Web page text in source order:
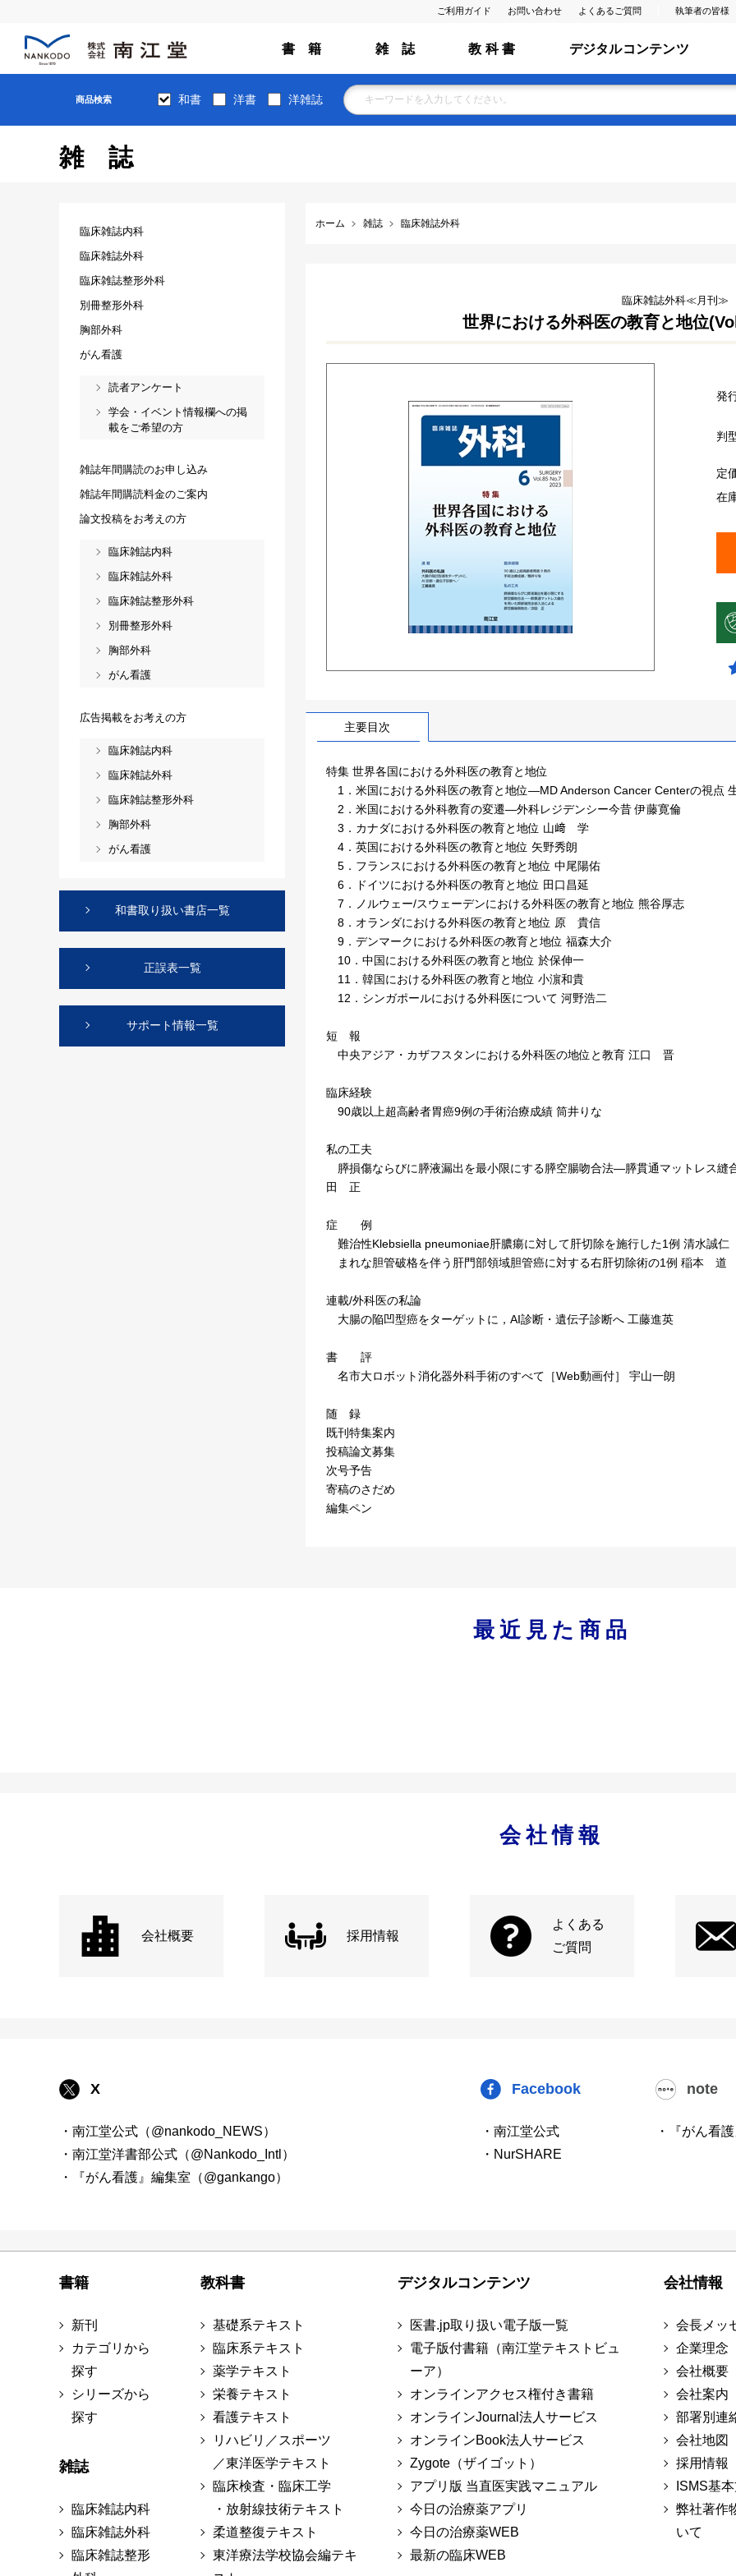
ご利用ガイド お問い合わせ よくあるご質問 執筆者の皆様
書 籍 雑 誌 教 科 書 デジタルコンテンツ
商品検索 和書 洋書 洋雑誌
雑誌
ホーム 雑誌 臨床雑誌外科
臨床雑誌外科≪月刊≫
世界における外科医の教育と地位
発
判
在
定
主要目次
特集 世界各国における外科医の教育と地位
1．米国における外科医の教育と地位―MD Anderson Cancer Centerの視点
2．米国における外科教育の変遷―外科レジデンシー今昔 伊藤寛倫
3．カナダにおける外科医の教育と地位 山﨑 学
4．英国における外科医の教育と地位 矢野秀朗
5．フランスにおける外科医の教育と地位 中尾陽佑
6．ドイツにおける外科医の教育と地位 田口昌延
7．ノルウェー/スウェーデンにおける外科医の教育と地位 熊谷厚志
8．オランダにおける外科医の教育と地位 原 貴信
9．デンマークにおける外科医の教育と地位 福森大介
10．中国における外科医の教育と地位 於保伸一
11．韓国における外科医の教育と地位 小濵和貴
12．シンガポールにおける外科医について 河野浩二
短 報
中央アジア・カザフスタンにおける外科医の地位と教育 江口 晋
臨床経験
90歳以上超高齢者胃癌9例の手術治療成績 筒井りな
私の工夫
膵損傷ならびに膵液漏出を最小限にする膵空腸吻合法―膵貫通マットレス縫
田 正
症 例
難治性Klebsiella pneumoniae肝膿瘍に対して肝切除を施行した1例 清水誠仁
まれな胆管破格を伴う肝門部領域胆管癌に対する右肝切除術の1例 稲本 道
連載/外科医の私論
大腸の陥凹型癌をターゲットに，AI診断・遺伝子診断へ 工藤進英
書 評
名市大ロボット消化器外科手術のすべて［Web動画付］ 宇山一朗
随 録
既刊特集案内
投稿論文募集
次号予告
寄稿のさだめ
編集ペン
臨床雑誌内科
臨床雑誌外科
臨床雑誌整形外科
別冊整形外科
胸部外科
がん看護
読者アンケート
学会・イベント情報欄への掲
載をご希望の方
雑誌年間購読のお申し込み
雑誌年間購読料金のご案内
論文投稿をお考えの方
臨床雑誌内科
臨床雑誌外科
臨床雑誌整形外科
別冊整形外科
胸部外科
がん看護
広告掲載をお考えの方
臨床雑誌内科
臨床雑誌外科
臨床雑誌整形外科
胸部外科
がん看護
和書取り扱い書店一覧
正誤表一覧
サポート情報一覧
最近見た商品
会社情報
会社概要 採用情報
よくある
ご質問
X
・南江堂公式（@nankodo_NEWS）
・南江堂洋書部公式（@Nankodo_Intl）
・『がん看護』編集室（@gankango）
Facebook
・南江堂公式
・NurSHARE
note
・『がん看
書籍
新刊
カテゴリから
探す
シリーズから
探す
雑誌
臨床雑誌内科
臨床雑誌外科
臨床雑誌整形
教科書
基礎系テキスト
臨床系テキスト
薬学テキスト
栄養テキスト
看護テキスト
リハビリ／スポーツ
／東洋医学テキスト
臨床検査・臨床工学
・放射線技術テキスト
柔道整復テキスト
東洋療法学校協会編テキ
デジタルコンテンツ
医書.jp取り扱い電子版一覧
電子版付書籍（南江堂テキストビュ
ーア）
オンラインアクセス権付き書籍
オンラインJournal法人サービス
オンラインBook法人サービス
Zygote（ザイゴット）
アプリ版 当直医実践マニュアル
今日の治療薬アプリ
今日の治療薬WEB
最新の臨床WEB
会社情報
会長メッ
企業理念
会社概要
会社案内
部署別連
会社地図
採用情報
ISMS基
弊社著作
いて